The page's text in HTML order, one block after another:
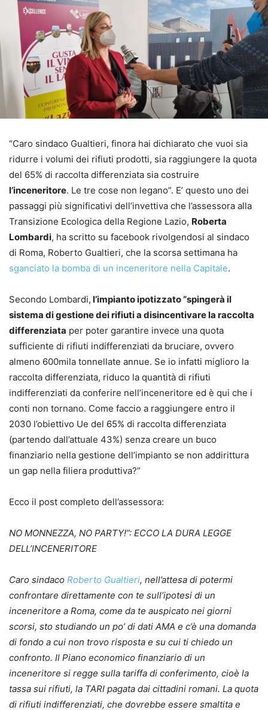
“Caro sindaco Gualtieri, finora hai dichiarato che vuoi sia
ridurre i volumi dei rifiuti prodotti, sia raggiungere la quota
del 65% di raccolta differenziata sia costruire
l’inceneritore. Le tre cose non legano”. E’ questo uno dei
passaggi più significativi dell’invettiva che l’assessora alla
Transizione Ecologica della Regione Lazio, Roberta
Lombardi, ha scritto su facebook rivolgendosi al sindaco
di Roma, Roberto Gualtieri, che la scorsa settimana ha
sganciato la bomba di un inceneritore nella Capitale.
Secondo Lombardi, l’impianto ipotizzato “spingerà il
sistema di gestione dei rifiuti a disincentivare la raccolta
differenziata per poter garantire invece una quota
sufficiente di rifiuti indifferenziati da bruciare, ovvero
almeno 600mila tonnellate annue. Se io infatti miglioro la
raccolta differenziata, riduco la quantità di rifiuti
indifferenziati da conferire nell’inceneritore ed è qui che i
conti non tornano. Come faccio a raggiungere entro il
2030 l’obiettivo Ue del 65% di raccolta differenziata
(partendo dall’attuale 43%) senza creare un buco
finanziario nella gestione dell’impianto se non addirittura
un gap nella filiera produttiva?”
Ecco il post completo dell’assessora:
NO MONNEZZA, NO PARTY!”: ECCO LA DURA LEGGE
DELL’INCENERITORE
Caro sindaco Roberto Gualtieri, nell’attesa di potermi
confrontare direttamente con te sull’ipotesi di un
inceneritore a Roma, come da te auspicato nei giorni
scorsi, sto studiando un po’ di dati AMA e c’è una domanda
di fondo a cui non trovo risposta e su cui ti chiedo un
confronto. Il Piano economico finanziario di un
inceneritore si regge sulla tariffa di conferimento, cioè la
tassa sui rifiuti, la TARI pagata dai cittadini romani. La quota
di rifiuti indifferenziati, che dovrebbe essere smaltita e